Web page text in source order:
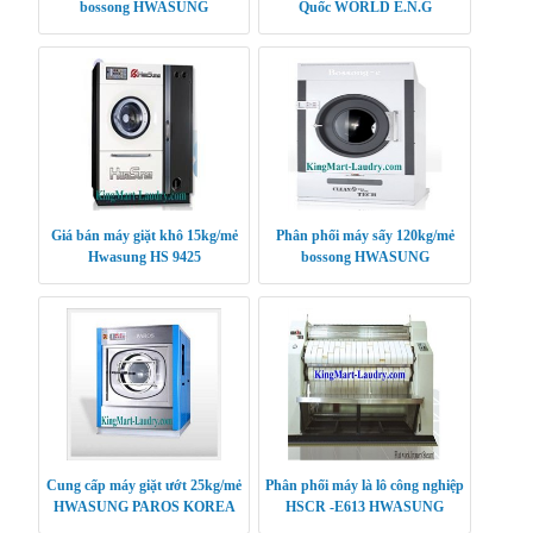
bossong HWASUNG
Quốc WORLD E.N.G
Giá bán máy giặt khô 15kg/mẻ
Hwasung HS 9425
Phân phối máy sấy 120kg/mẻ
bossong HWASUNG
Cung cấp máy giặt ướt 25kg/mẻ
HWASUNG PAROS KOREA
Phân phối máy là lô công nghiệp
HSCR -E613 HWASUNG